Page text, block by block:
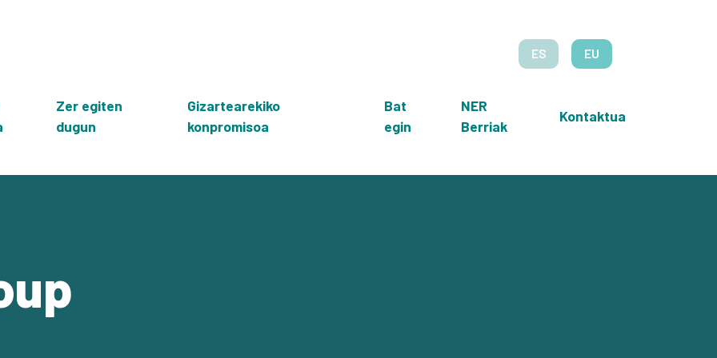
ES EU
Zer egiten
dugun
Gizartearekiko
konpromisoa
Bat
egin
NER
Berriak
Kontaktua